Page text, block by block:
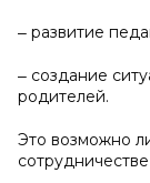
‒ развитие
‒ создание
родителей.
Это возможно